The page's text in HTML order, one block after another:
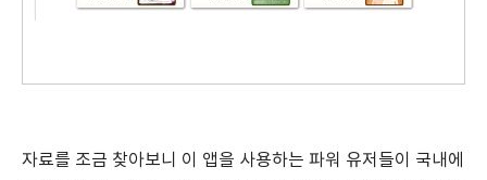
자료를 조금 찾아보니 이 앱을 사용하는 파워 유저들이 국내에